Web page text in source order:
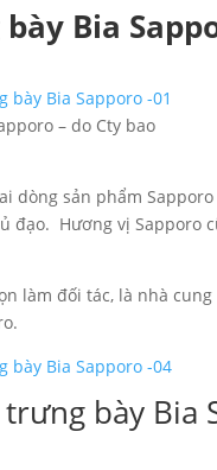
Bia
– do Cty bao
dòng sản phẩm
đạo. Hương vị Sapporo
làm đối tác, là nhà
bày Bia